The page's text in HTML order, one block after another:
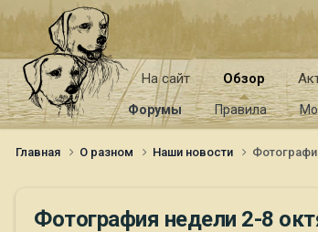
На сайт Обзор
Форумы Правила
Главная О разном Наши новости
Фотография недели 2-8